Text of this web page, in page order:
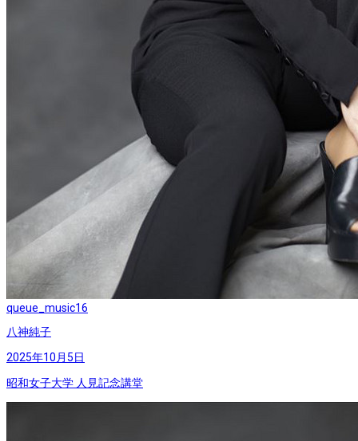
queue_music16
八神純子
2025年10月5日
昭和女子大学 人見記念講堂